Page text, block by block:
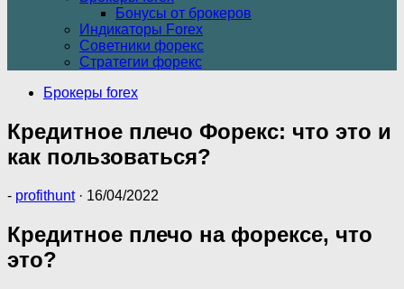
Бонусы от брокеров
Индикаторы Forex
Советники форекс
Стратегии форекс
Брокеры forex
Кредитное плечо Форекс: что это и
как пользоваться?
- profithunt · 16/04/2022
Кредитное плечо на форексе, что
это?